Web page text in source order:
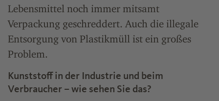
Lebensmittel noch immer mitsamt
Verpackung geschreddert. Auch die illegale
Entsorgung von Plastikmüll ist ein großes
Problem.
Kunststoff in der Industrie und beim
Verbraucher – wie sehen Sie das?